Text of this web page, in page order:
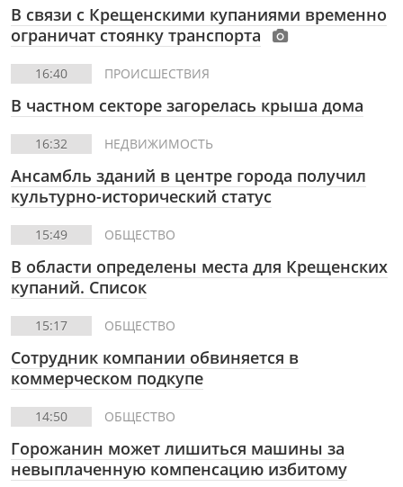
В связи с Крещенскими купаниями временно
ограничат стоянку транспорта
16:40 ПРОИСШЕСТВИЯ
В частном секторе загорелась крыша дома
16:32 НЕДВИЖИМОСТЬ
Ансамбль зданий в центре города получил
культурно-исторический статус
15:49 ОБЩЕСТВО
В области определены места для Крещенских
купаний. Список
15:17 ОБЩЕСТВО
Сотрудник компании обвиняется в
коммерческом подкупе
14:50 ОБЩЕСТВО
Горожанин может лишиться машины за
невыплаченную компенсацию избитому